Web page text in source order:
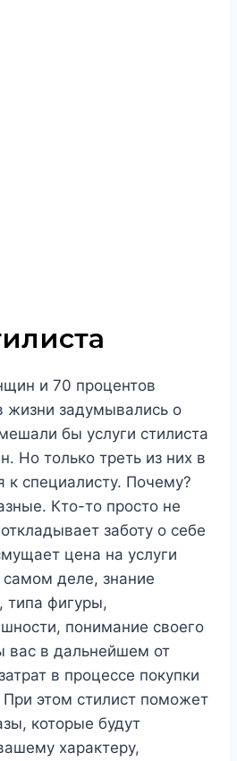
и 70 процентов
жизни задумывались о
бы услуги стилиста
Но только треть из них в
к специалисту. Почему?
Кто-то просто не
заботу о себе
цена на услуги
самом деле, знание
типа фигуры,
понимание своего
вас в дальнейшем от
в процессе покупки
этом стилист поможет
которые будут
характеру,